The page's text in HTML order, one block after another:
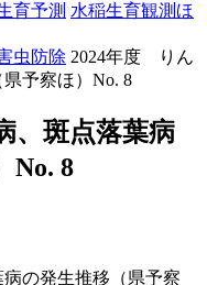
育予測 水稲生育観測ほ
虫防除 2024年度 りん
予察ほ）No. 8
、斑点落葉病
No. 8
の発生推移（県予察